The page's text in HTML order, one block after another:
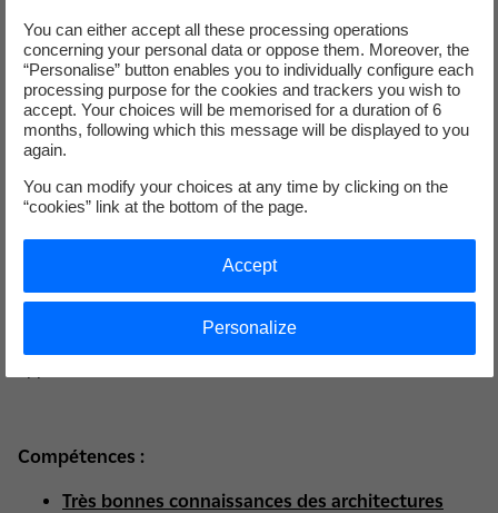
Desired profile
Diplôme/Formation :Formation supérieure en
Informatique (Bac+5 minimum)
Expérience :5 ans d’expérience minimum en
développement informatique sur des projets Web / Client
léger en mode Agile / SCRUM, idéalement en ESN. Une
expérience de l’utilisation des outils de tests automatisés,
des PIC et outils d’analyse de code serait un plus.
Des compétences AWS seraient également un plus
Compétences :
Très bonnes connaissances des architectures
You can either accept all these processing operations
concerning your personal data or oppose them. Moreover, the
“Personalise” button enables you to individually configure each
processing purpose for the cookies and trackers you wish to
accept. Your choices will be memorised for a duration of 6
months, following which this message will be displayed to you
again.
You can modify your choices at any time by clicking on the
“cookies” link at the bottom of the page.
Personalize
Accept